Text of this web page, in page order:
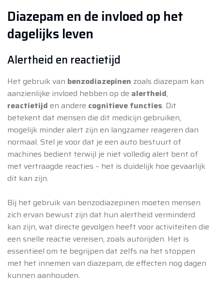
Diazepam en de invloed op het
dagelijks leven
Alertheid en reactietijd
Het gebruik van benzodiazepinen zoals diazepam kan
aanzienlijke invloed hebben op de alertheid,
reactietijd en andere cognitieve functies. Dit
betekent dat mensen die dit medicijn gebruiken,
mogelijk minder alert zijn en langzamer reageren dan
normaal. Stel je voor dat je een auto bestuurt of
machines bedient terwijl je niet volledig alert bent of
met vertraagde reacties – het is duidelijk hoe gevaarlijk
dit kan zijn.
Bij het gebruik van benzodiazepinen moeten mensen
zich ervan bewust zijn dat hun alertheid verminderd
kan zijn, wat directe gevolgen heeft voor activiteiten die
een snelle reactie vereisen, zoals autorijden. Het is
essentieel om te begrijpen dat zelfs na het stoppen
met het innemen van diazepam, de effecten nog dagen
kunnen aanhouden.